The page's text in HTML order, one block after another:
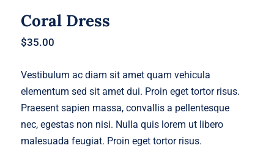
Coral Dress
$35.00
Vestibulum ac diam sit amet quam vehicula
elementum sed sit amet dui. Proin eget tortor risus.
Praesent sapien massa, convallis a pellentesque
nec, egestas non nisi. Nulla quis lorem ut libero
malesuada feugiat. Proin eget tortor risus.